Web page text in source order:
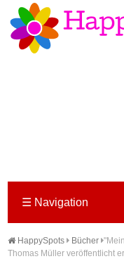
☰ Navigation
HappySpots Bücher
Thomas Müller veröffentlicht